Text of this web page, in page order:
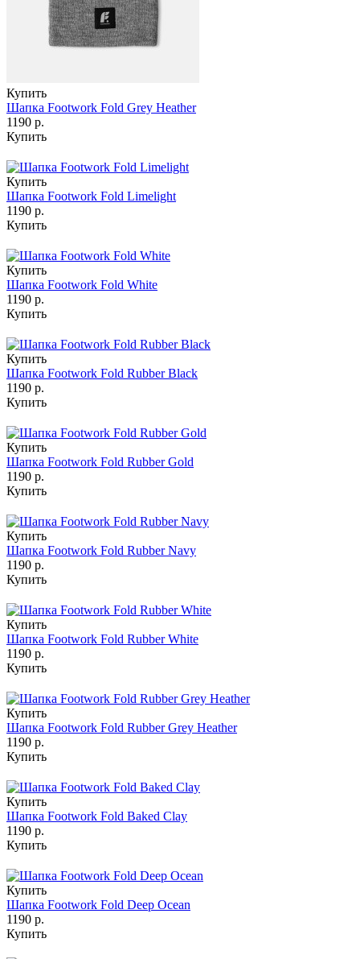
Купить
Шапка Footwork Fold Grey Heather
1190 р.
Купить
Купить
Шапка Footwork Fold Limelight
1190 р.
Купить
Купить
Шапка Footwork Fold White
1190 р.
Купить
Купить
Шапка Footwork Fold Rubber Black
1190 р.
Купить
Купить
Шапка Footwork Fold Rubber Gold
1190 р.
Купить
Купить
Шапка Footwork Fold Rubber Navy
1190 р.
Купить
Купить
Шапка Footwork Fold Rubber White
1190 р.
Купить
Купить
Шапка Footwork Fold Rubber Grey Heather
1190 р.
Купить
Купить
Шапка Footwork Fold Baked Clay
1190 р.
Купить
Купить
Шапка Footwork Fold Deep Ocean
1190 р.
Купить